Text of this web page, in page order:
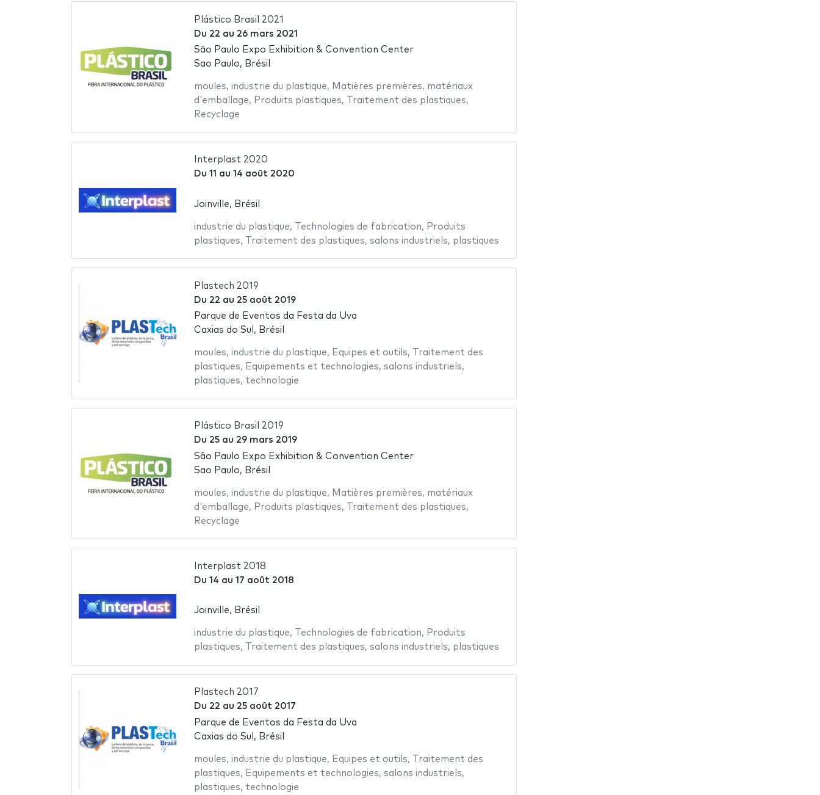
Plástico Brasil 2021
Du 22 au 26 mars 2021
São Paulo Expo Exhibition & Convention Center
Sao Paulo, Brésil
moules, industrie du plastique, Matières premières, matériaux
d'emballage, Produits plastiques, Traitement des plastiques,
Recyclage
Interplast 2020
Du 11 au 14 août 2020
Joinville, Brésil
industrie du plastique, Technologies de fabrication, Produits
plastiques, Traitement des plastiques, salons industriels, plastiques
Plastech 2019
Du 22 au 25 août 2019
Parque de Eventos da Festa da Uva
Caxias do Sul, Brésil
moules, industrie du plastique, Equipes et outils,
Traitement des
plastiques, Equipements et technologies, salons industriels,
plastiques, technologie
Plástico Brasil 2019
Du 25au 29 mars 2019
São Paulo Expo Exhibition & Convention Center
Sao Paulo, Brésil
moules, industrie du plastique, Matières premières, matériaux
d'emballage, Produits plastiques, Traitement des plastiques,
Recyclage
Interplast 2018
Du 14 au 17 août 2018
Joinville, Brésil
industrie du plastique, Technologies de fabrication, Produits
plastiques, Traitement des plastiques, salons industriels, plastiques
Plastech 2017
Du 22 au 25 août 2017
Parque de Eventos da Festa da Uva
Caxias do Sul, Brésil
moules, industrie du plastique, Equipes et outils,
Traitement des
plastiques, Equipements et technologies, salons industriels,
plastiques, technologie